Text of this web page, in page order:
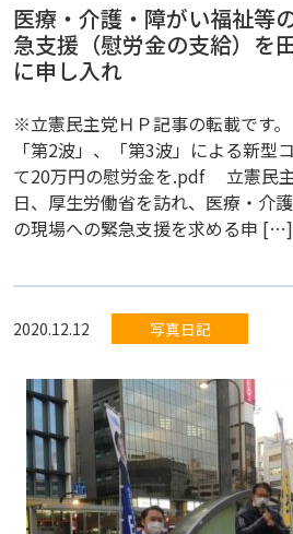
医療・介護・障がい福祉等
急支援（慰労金の支給）を
に申し入れ
※立憲民主党ＨＰ記事の転載です
「第2波」、「第3波」による新型
て20万円の慰労金を.pdf 立憲民
日、厚生労働省を訪れ、医療・介
の現場への緊急支援を求める申 […]
2020.12.12 写真日記